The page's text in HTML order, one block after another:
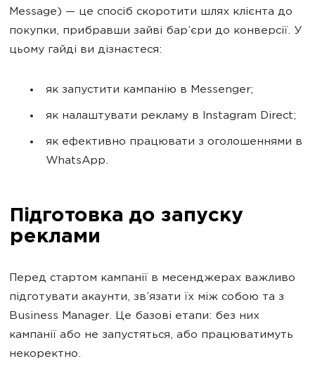
Message) — це спосіб скоротити шлях клієнта до
покупки, прибравши зайві бар’єри до конверсії. У
цьому гайді ви дізнаєтеся:
як запустити кампанію в Messenger;
як налаштувати рекламу в Instagram Direct;
як ефективно працювати з оголошеннями в
WhatsApp.
Підготовка до запуску
реклами
Перед стартом кампанії в месенджерах важливо
підготувати акаунти, зв’язати їх між собою та з
Business Manager. Це базові етапи: без них
кампанії або не запустяться, або працюватимуть
некоректно.